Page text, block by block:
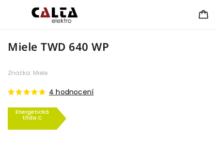
Miele TWD 640 WP
Energetická
třída C
4 hodnocení
Značka: Miele